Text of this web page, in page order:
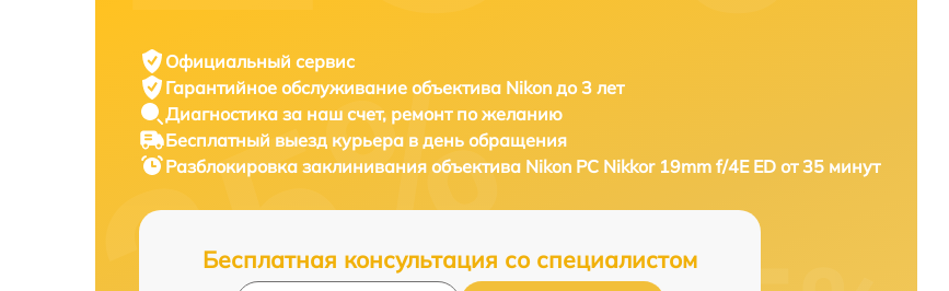
Официальный сервис
Гарантийное обслуживание объектива Nikon до 3 лет
Диагностика за наш счет, ремонт по желанию
Бесплатный выезд курьера в день обращения
Разблокировка заклинивания объектива Nikon PC Nikkor 19mm f/4E ED от 35 минут
Бесплатная консультация со специалистом